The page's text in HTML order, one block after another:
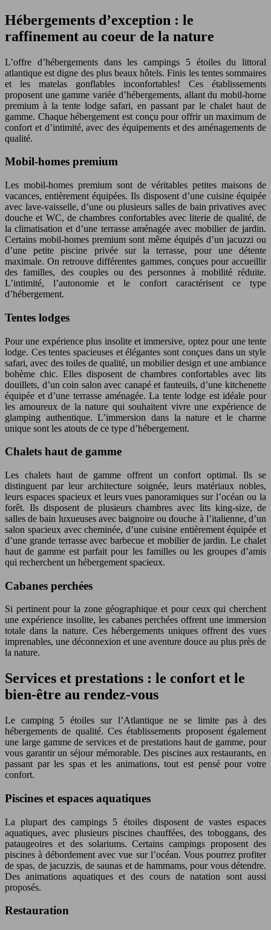
Hébergements d’exception : le
raffinement au coeur de la nature
L’offre d’hébergements dans les campings 5 étoiles du littoral
atlantique est digne des plus beaux hôtels. Finis les tentes sommaires
et les matelas gonflables inconfortables! Ces établissements
proposent une gamme variée d’hébergements, allant du mobil-home
premium à la tente lodge safari, en passant par le chalet haut de
gamme. Chaque hébergement est conçu pour offrir un maximum de
confort et d’intimité, avec des équipements et des aménagements de
qualité.
Mobil-homes premium
Les mobil-homes premium sont de véritables petites maisons de
vacances, entièrement équipées. Ils disposent d’une cuisine équipée
avec lave-vaisselle, d’une ou plusieurs salles de bain privatives avec
douche et WC, de chambres confortables avec literie de qualité, de
la climatisation et d’une terrasse aménagée avec mobilier de jardin.
Certains mobil-homes premium sont même équipés d’un jacuzzi ou
d’une petite piscine privée sur la terrasse, pour une détente
maximale. On retrouve différentes gammes, conçues pour accueillir
des familles, des couples ou des personnes à mobilité réduite.
L’intimité, l’autonomie et le confort caractérisent ce type
d’hébergement.
Tentes lodges
Pour une expérience plus insolite et immersive, optez pour une tente
lodge. Ces tentes spacieuses et élégantes sont conçues dans un style
safari, avec des toiles de qualité, un mobilier design et une ambiance
bohème chic. Elles disposent de chambres confortables avec lits
douillets, d’un coin salon avec canapé et fauteuils, d’une kitchenette
équipée et d’une terrasse aménagée. La tente lodge est idéale pour
les amoureux de la nature qui souhaitent vivre une expérience de
glamping authentique. L’immersion dans la nature et le charme
unique sont les atouts de ce type d’hébergement.
Chalets haut de gamme
Les chalets haut de gamme offrent un confort optimal. Ils se
distinguent par leur architecture soignée, leurs matériaux nobles,
leurs espaces spacieux et leurs vues panoramiques sur l’océan ou la
forêt. Ils disposent de plusieurs chambres avec lits king-size, de
salles de bain luxueuses avec baignoire ou douche à l’italienne, d’un
salon spacieux avec cheminée, d’une cuisine entièrement équipée et
d’une grande terrasse avec barbecue et mobilier de jardin. Le chalet
haut de gamme est parfait pour les familles ou les groupes d’amis
qui recherchent un hébergement spacieux.
Cabanes perchées
Si pertinent pour la zone géographique et pour ceux qui cherchent
une expérience insolite, les cabanes perchées offrent une immersion
totale dans la nature. Ces hébergements uniques offrent des vues
imprenables, une déconnexion et une aventure douce au plus près de
la nature.
Services et prestations : le confort et le
bien-être au rendez-vous
Le camping 5 étoiles sur l’Atlantique ne se limite pas à des
hébergements de qualité. Ces établissements proposent également
une large gamme de services et de prestations haut de gamme, pour
vous garantir un séjour mémorable. Des piscines aux restaurants, en
passant par les spas et les animations, tout est pensé pour votre
confort.
Piscines et espaces aquatiques
La plupart des campings 5 étoiles disposent de vastes espaces
aquatiques, avec plusieurs piscines chauffées, des toboggans, des
pataugeoires et des solariums. Certains campings proposent des
piscines à débordement avec vue sur l’océan. Vous pourrez profiter
de spas, de jacuzzis, de saunas et de hammams, pour vous détendre.
Des animations aquatiques et des cours de natation sont aussi
proposés.
Restauration